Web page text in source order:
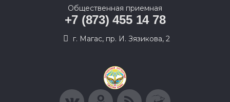
Общественная приемная
+7 (873) 455 14 78
г. Магас, пр. И. Зязикова, 2